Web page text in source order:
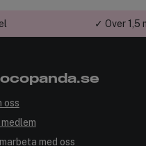
✓ Över 1,5
oss
medlem
med oss